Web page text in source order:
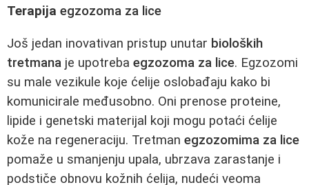
Terapija egzozoma za lice
Još jedan inovativan pristup unutar bioloških
tretmana je upotreba egzozoma za lice. Egzozomi
su male vezikule koje ćelije oslobađaju kako bi
komunicirale međusobno. Oni prenose proteine,
lipide i genetski materijal koji mogu potaći ćelije
kože na regeneraciju. Tretman egzozomima za lice
pomaže u smanjenju upala, ubrzava zarastanje i
podstiče obnovu kožnih ćelija, nudeći veoma